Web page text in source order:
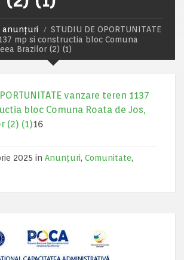
anunțuri
STUDIU DE OPORTUNITATE
mp si constructia bloc Comuna
Brazilor (2) (1)
vanzare teren 1137
bloc Comuna Roata de Jos,
(2) (1)16
2025 in Anunțuri, Comunitate,